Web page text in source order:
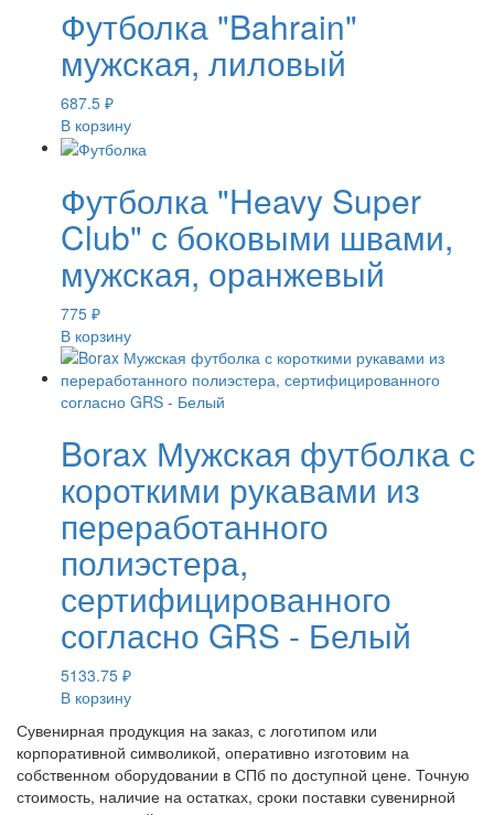
Футболка "Bahrain"
мужская, лиловый
687.5 ₽
В корзину
Футболка "Heavy Super
Club" с боковыми швами,
мужская, оранжевый
775 ₽
В корзину
Borax Мужская футболка с
короткими рукавами из
переработанного
полиэстера,
сертифицированного
согласно GRS - Белый
5133.75 ₽
В корзину
Сувенирная продукция на заказ, с логотипом или
корпоративной символикой, оперативно изготовим на
собственном оборудовании в СПб по доступной цене. Точную
стоимость, наличие на остатках, сроки поставки сувенирной